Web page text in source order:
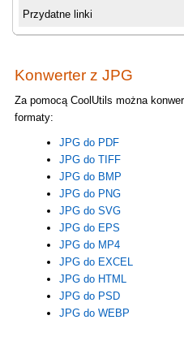
Przydatne linki
Konwerter z JPG
Za pomocą CoolUtils można
formaty:
JPG do PDF
JPG do TIFF
JPG do BMP
JPG do PNG
JPG do SVG
JPG do EPS
JPG do MP4
JPG do EXCEL
JPG do HTML
JPG do PSD
JPG do WEBP